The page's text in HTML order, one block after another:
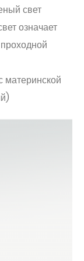
свет
означает
материнской